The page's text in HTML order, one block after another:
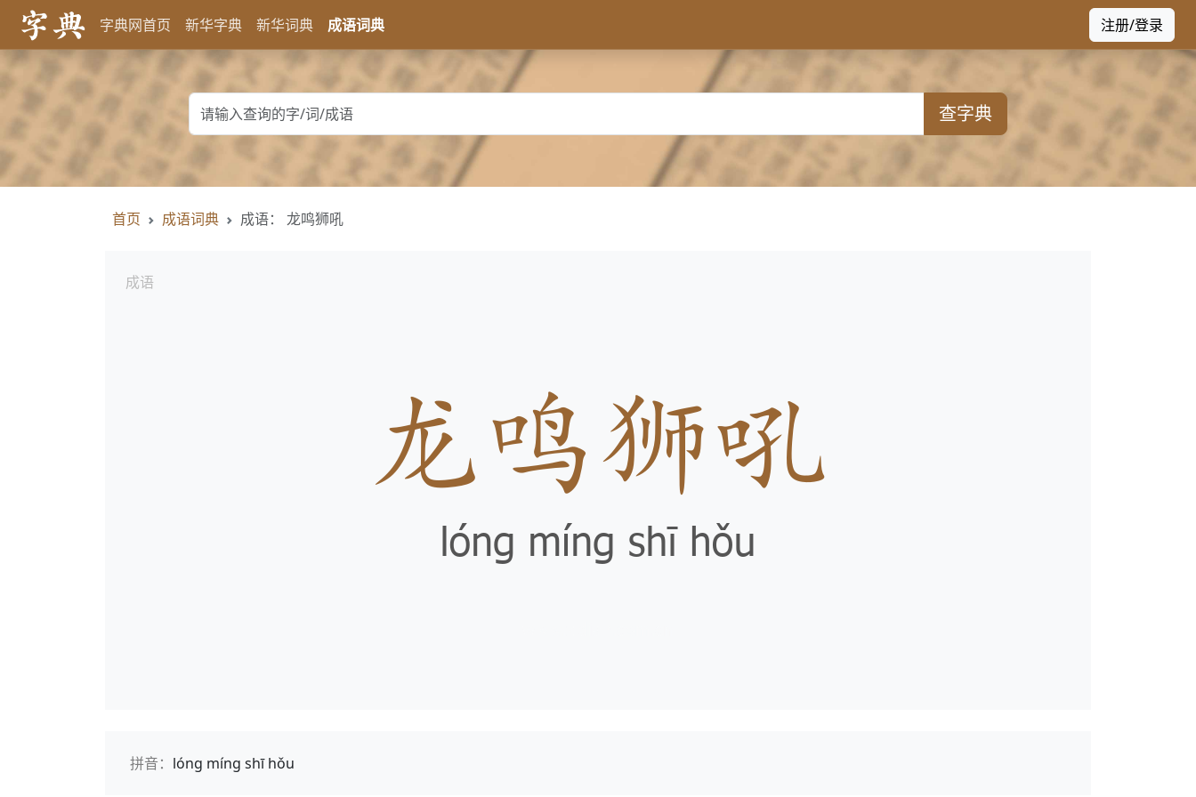
字典网首页 新华字典 新华词典 成语词典 注册/登录
查字典
首页 成语词典 成语： 龙鸣狮吼
成语
拼音： lóng míng shī hǒu